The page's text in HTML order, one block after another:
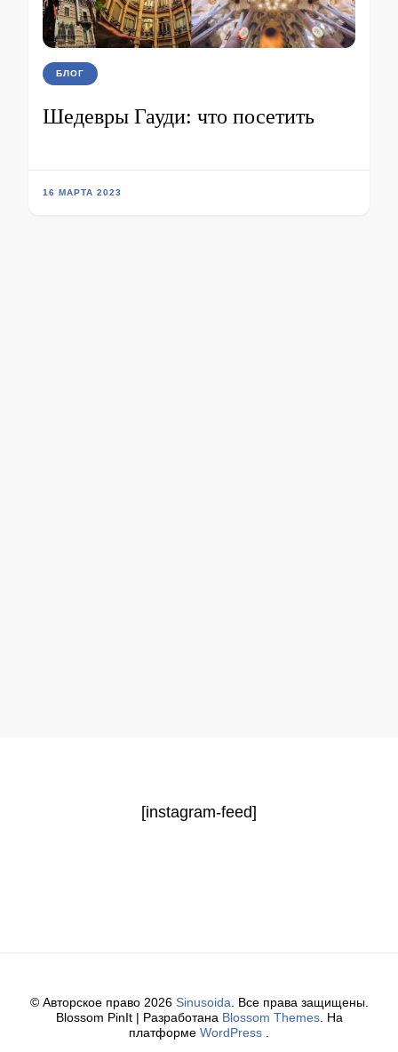
БЛОГ
Шедевры Гауди: что посетить
16 МАРТА 2023
[instagram-feed]
© Авторское право 2026 Sinusoida . Все права защищены.
Blossom PinIt | Разработана Blossom Themes. На
платформе WordPress